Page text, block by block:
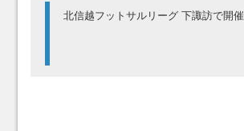
北信越フットサルリーグ 下諏訪で開催